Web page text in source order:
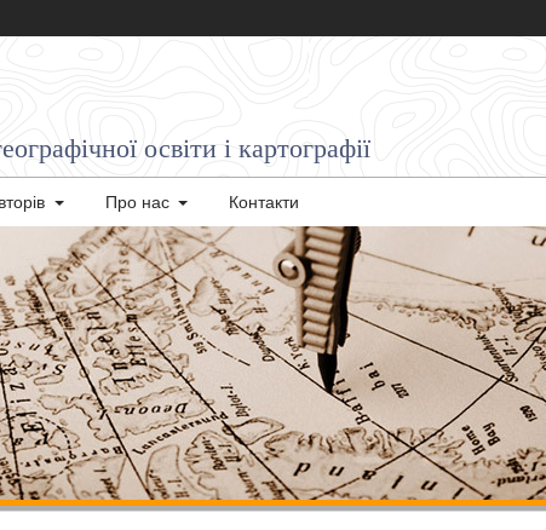
освіти і картографії
Про нас Контакти